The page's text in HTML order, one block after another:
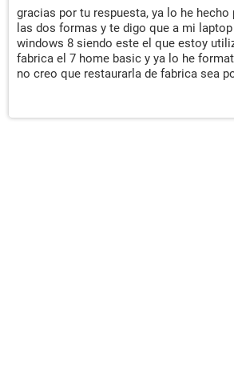
gracias por tu respuesta, ya lo he hecho
las dos formas y te digo que a mi
windows 8 siendo este el que estoy
fabrica el 7 home basic y ya lo he
no creo que restaurarla de fabrica sea